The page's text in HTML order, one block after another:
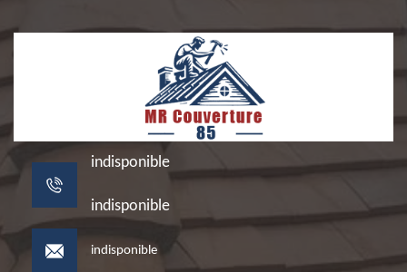
indisponible
indisponible
indisponible